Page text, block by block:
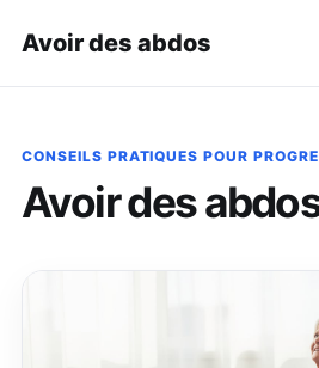
Avoir des abdos
CONSEILS PRATIQUES POUR
Avoir des